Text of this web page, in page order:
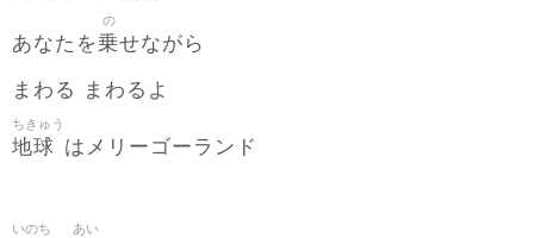
あなたを乗
の
せながら
まわる まわるよ
地球
ちきゅう
はメリーゴーランド
いのち あい